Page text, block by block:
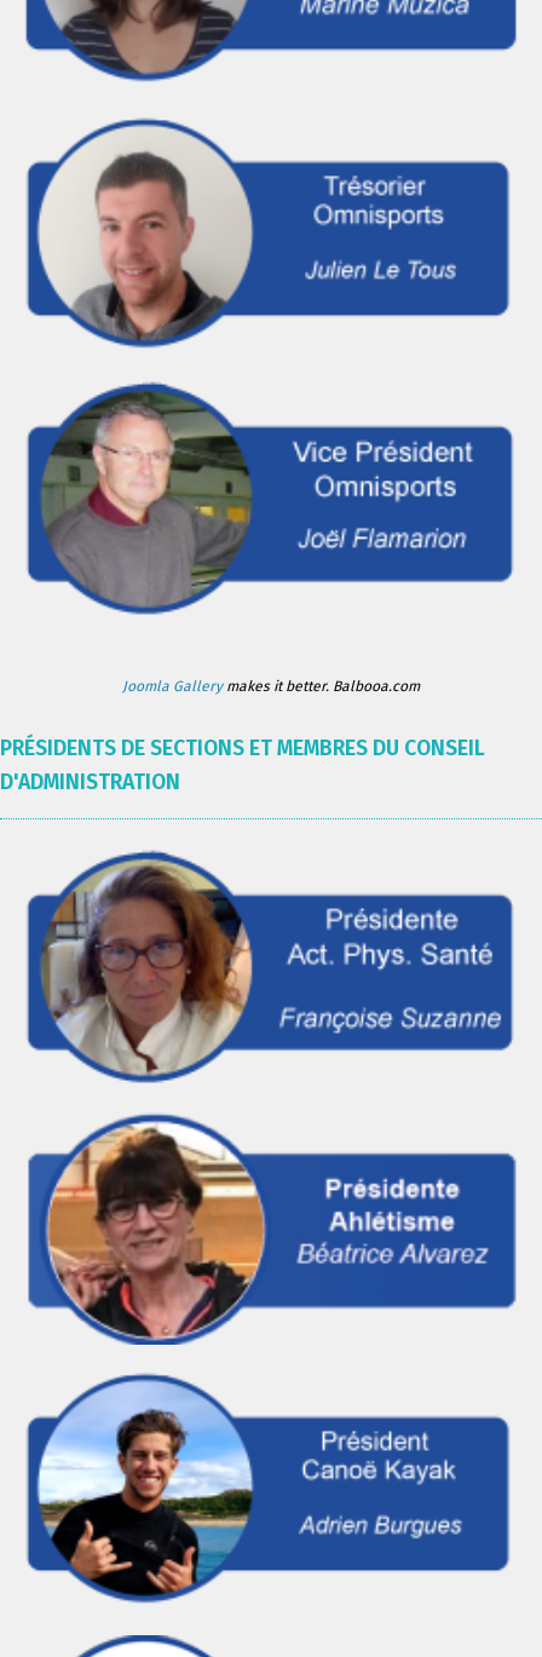
Joomla Gallerymakes it better. Balbooa.com
PRÉSIDENTS DE SECTIONS ET MEMBRES DU CONSEIL
D'ADMINISTRATION